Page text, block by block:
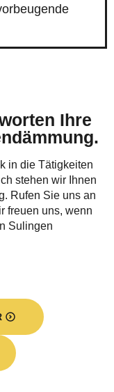
Ihre
in die Tätigkeiten
stehen wir Ihnen
Rufen Sie uns an
freuen uns, wenn
Sulingen